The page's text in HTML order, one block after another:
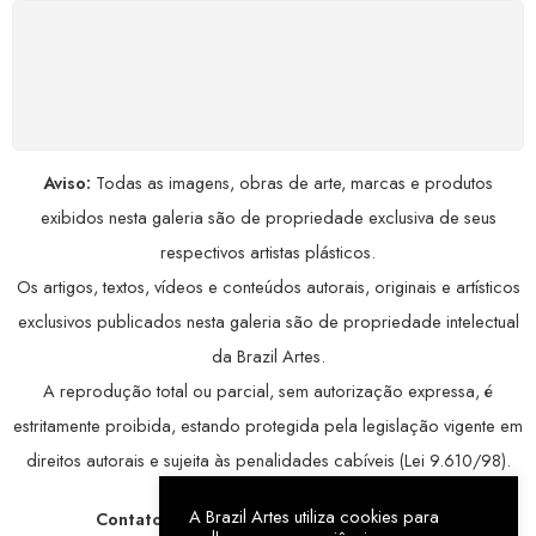
Aviso: Todas as imagens, obras de arte, marcas e produtos
exibidos nesta galeria são de propriedade exclusiva de seus
respectivos artistas plásticos.
Os artigos, textos, vídeos e conteúdos autorais, originais e artísticos
exclusivos publicados nesta galeria são de propriedade intelectual
da Brazil Artes.
A reprodução total ou parcial, sem autorização expressa, é
estritamente proibida, estando protegida pela legislação vigente em
direitos autorais e sujeita às penalidades cabíveis (Lei 9.610/98).
Contatos: WhatsApp:79 9998-1221/ E-mail:
A Brazil Artes utiliza cookies para